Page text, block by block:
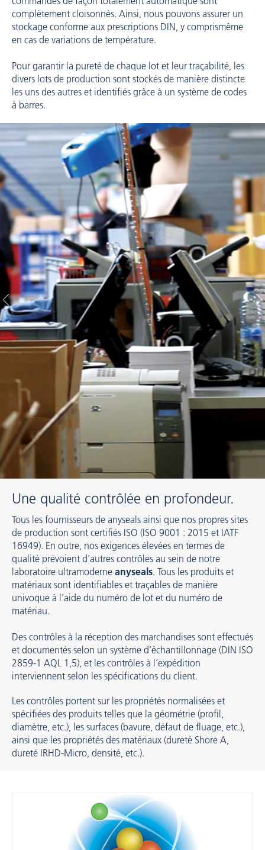
complètement cloisonnés. Ainsi, nous pouvons assurer un
stockage conforme aux prescriptions DIN, y comprismême
en cas de variations de température.
Pour garantir la pureté de chaque lot et leur traçabilité, les
divers lots de production sont stockés de manière distincte
les uns des autres et identifiés grâce à un système de codes
à barres.
Une qualité contrôlée en profondeur.
Tous les fournisseurs de anyseals ainsi que nos propres sites
de production sont certifiés ISO (ISO 9001 : 2015 et IATF
16949). En outre, nos exigences élevées en termes de
qualité prévoient d’autres contrôles au sein de notre
laboratoire ultramoderne anyseals. Tous les produits et
matériaux sont identifiables et traçables de manière
univoque à l’aide du numéro de lot et du numéro de
matériau.
Des contrôles à la réception des marchandises sont effectués
et documentés selon un système d’échantillonnage (DIN ISO
2859-1 AQL 1,5), et les contrôles à l’expédition
interviennent selon les spécifications du client.
Les contrôles portent sur les propriétés normalisées et
spécifiées des produits telles que la géométrie (profil,
diamètre, etc.), les surfaces (bavure, défaut de fluage, etc.),
ainsi que les propriétés des matériaux (dureté Shore A,
dureté IRHD-Micro, densité, etc.).